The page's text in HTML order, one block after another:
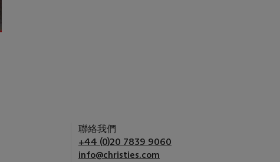
聯絡我們
+44 (0)20 7839 9060
info@christies.com